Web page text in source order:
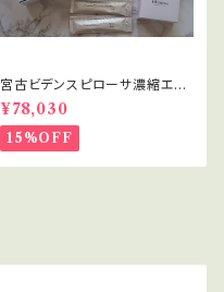
宮古ビデンスピローサ濃縮エキ
ス
¥78,030
15%OFF